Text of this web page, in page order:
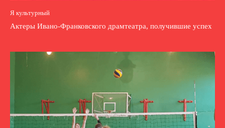
Я культурный
Актеры Ивано-Франковского драмтеатра, получившие успех